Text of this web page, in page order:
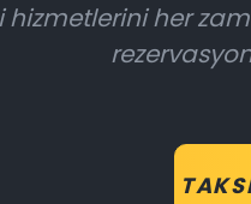
hizmetlerini her